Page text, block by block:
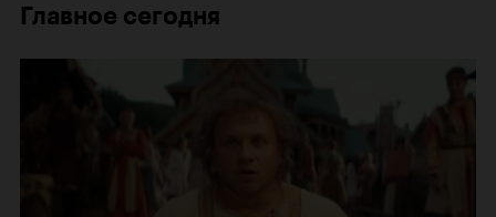
Главное сегодня